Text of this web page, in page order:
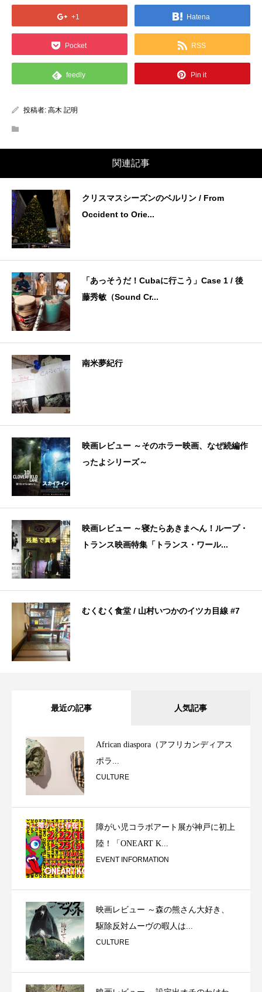
+1 Hatena
Pocket RSS
feedly Pin it
投稿者: 高木 記明
関連記事
クリスマスシーズンのベルリン / From
Occident to Orie...
「あっそうだ！Cubaに行こう」Case 1 / 後
藤秀敏（Sound Cr...
南米夢紀行
映画レビュー ～そのホラー映画、なぜ続編作
ったよシリーズ～
映画レビュー ～寝たらあきまへん！ループ・
トランス映画特集「トランス・ワール...
むくむく食堂 / 山村いつかのイツカ目線 #7
最近の記事 人気記事
African diaspora（アフリカンディアス
ポラ...
CULTURE
障がい児コラボアート展が神戸に初上
陸！「ONEART K...
EVENT INFORMATION
映画レビュー ～森の熊さん大好き、
駆除反対ムーヴの暇人は...
CULTURE